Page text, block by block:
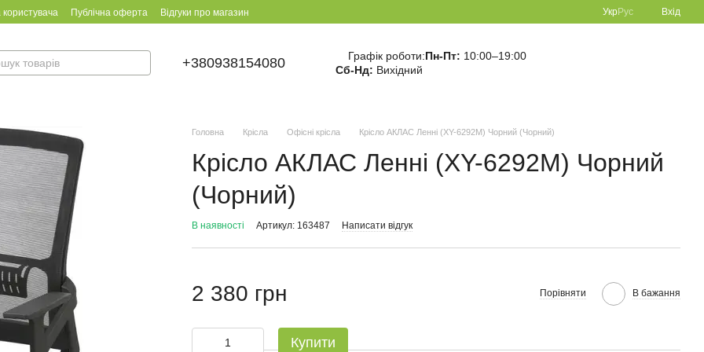
користувача Публічна оферта Відгуки про магазин УкрРус Вхід
+380938154080 Графік роботи:Пн-Пт: 10:00–19:00
Сб-Нд: Вихідний
Головна Крісла Офісні крісла Крісло АКЛАС Ленні (XY-6292M) Чорний (Чорний)
Крісло АКЛАС Ленні (XY-6292M) Чорний
(Чорний)
В наявності Артикул: 163487 Написати відгук
2 380 грн Порівняти В бажання
Купити